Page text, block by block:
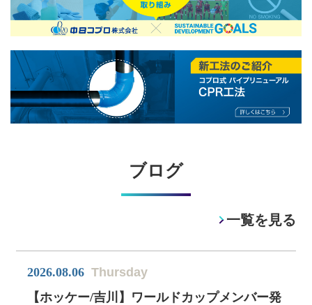
ブログ
一覧を見る
2026.08.06 Thursday
【ホッケー/吉川】ワールドカップメンバー発